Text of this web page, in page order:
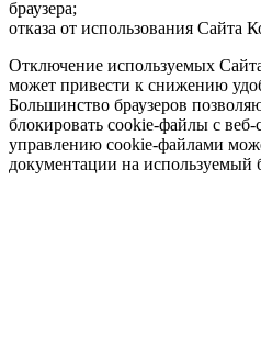
браузера;
отказа от использования Сайта
Отключение используемых
может привести к снижению
Большинство браузеров
блокировать cookie-файлы c
управлению cookie-файлами
документации на используемый